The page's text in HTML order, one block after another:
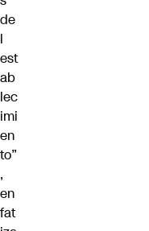
de
l
est
ab
lec
imi
en
to”
,
en
fat